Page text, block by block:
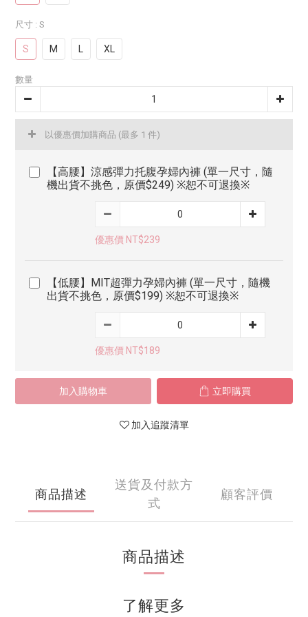
尺寸 : S
S M XL
數量
以優惠價加購商品 (最多 1 件)
【高腰】涼感彈力托腹孕婦內褲 (單一尺寸，隨
機出貨不挑色，原價$249) ※恕不可退換※
優惠價 NT$239
【低腰】MIT超彈力孕婦內褲 (單一尺寸，隨機
出貨不挑色，原價$199) ※恕不可退換※
優惠價 NT$189
加入購物車 立即購買
加入追蹤清單
商品描述
送貨及付款方
式
顧客評價
商品描述
了解更多